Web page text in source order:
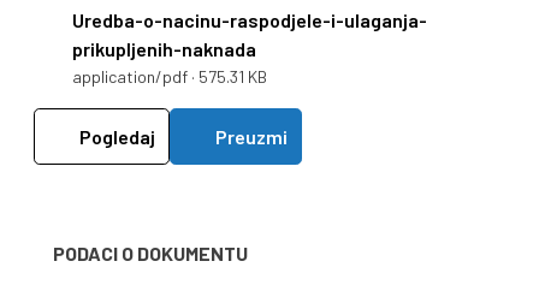
Uredba-o-nacinu-raspodjele-i-ulaganja-
prikupljenih-naknada
application/pdf · 575.31 KB
Pogledaj Preuzmi
PODACI O DOKUMENTU